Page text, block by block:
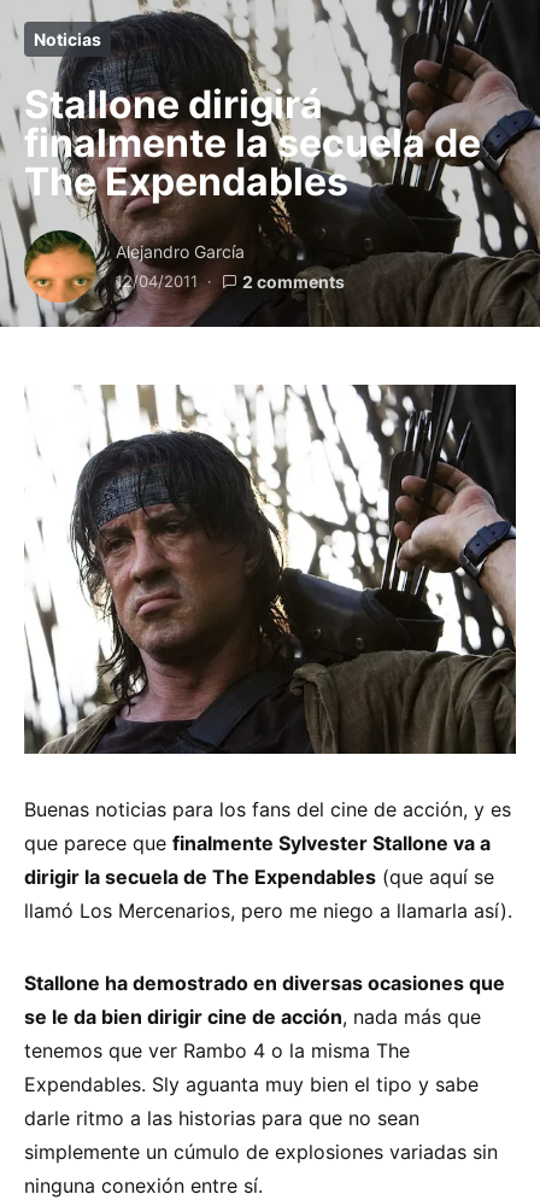
Noticias
Stallone dirigirá
finalmente la secuela de
The Expendables
Alejandro García
12/04/2011 2 comments
Buenas noticias para los fans del cine de acción, y es
que parece que finalmente Sylvester Stallone va a
dirigir la secuela de The Expendables (que aquí se
llamó Los Mercenarios, pero me niego a llamarla así).
Stallone ha demostrado en diversas ocasiones que
se le da bien dirigir cine de acción, nada más que
tenemos que ver Rambo 4 o la misma The
Expendables. Sly aguanta muy bien el tipo y sabe
darle ritmo a las historias para que no sean
simplemente un cúmulo de explosiones variadas sin
ninguna conexión entre sí.